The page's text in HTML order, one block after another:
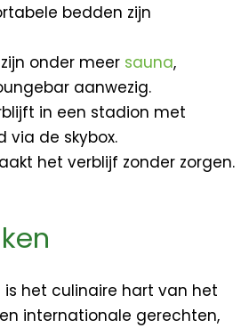
bedden zijn
onder meer sauna,
aanwezig.
in een stadion met
via de skybox.
het verblijf zonder zorgen.
is het culinaire hart van het
internationale gerechten,